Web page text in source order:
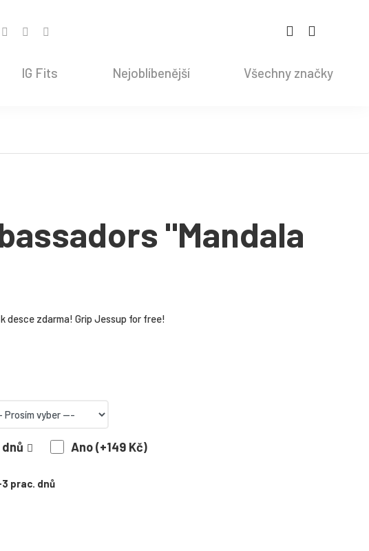
IG Fits Nejoblíbenější Všechny značky
"Mandala
desce zdarma! Grip Jessup for free!
Ano (+149 Kč)
prac. dnů